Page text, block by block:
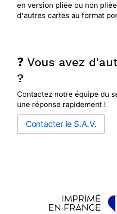
en version pliée ou non
d'autres cartes au format
❓ Vous avez
?
Contactez notre équipe du
une réponse rapidement !
Contacter le S.A.V.